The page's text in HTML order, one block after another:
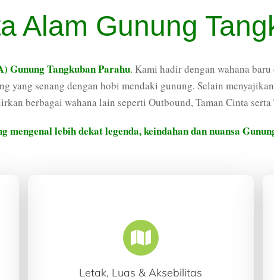
Alam Gunung
Gunung Tangkuban Parahu. Kami hadir dengan wahana
yang senang dengan hobi mendaki gunung. Selain
berbagai wahana lain seperti Outbound, Taman Cinta serta
mengenal lebih dekat legenda, keindahan dan nuansa
Letak, Luas & Aksebilitas